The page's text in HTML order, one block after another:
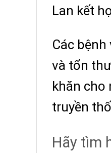
Lan kết
Các
và tổn
khăn cho
truyền
Hãy tìm